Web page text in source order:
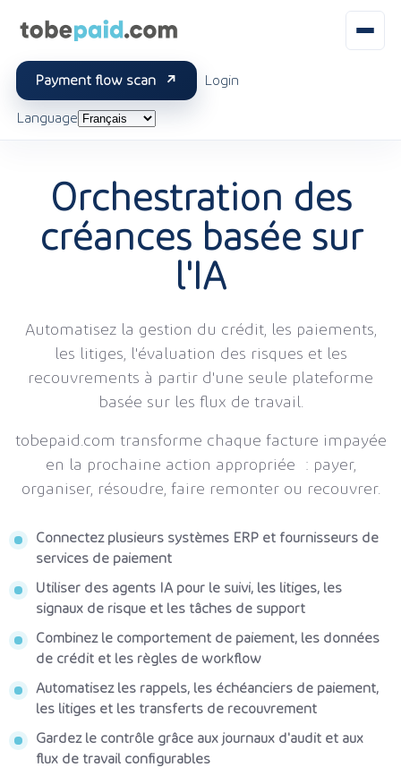
Payment flow scan Login
Language
Orchestration des
créances basée sur
l'IA
Automatisez la gestion du crédit, les paiements,
les litiges, l'évaluation des risques et les
recouvrements à partir d'une seule plateforme
basée sur les flux de travail.
tobepaid.com transforme chaque facture impayée
en la prochaine action appropriée : payer,
organiser, résoudre, faire remonter ou recouvrer.
Connectez plusieurs systèmes ERP et fournisseurs de
services de paiement
Utiliser des agents IA pour le suivi, les litiges, les
signaux de risque et les tâches de support
Combinez le comportement de paiement, les données
de crédit et les règles de workflow
Automatisez les rappels, les échéanciers de paiement,
les litiges et les transferts de recouvrement
Gardez le contrôle grâce aux journaux d'audit et aux
flux de travail configurables